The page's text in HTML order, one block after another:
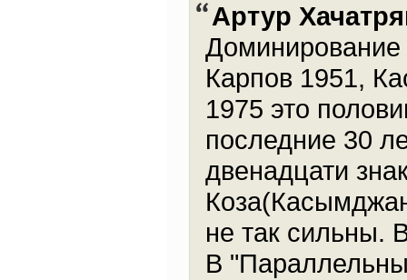
Артур
Доминирование
Карпов 1951,
1975 это
последние 30
двенадцати
не так сильны.
В